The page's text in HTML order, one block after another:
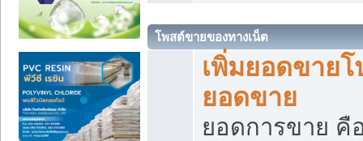
โพสต์ขายของทางเน็ต
เพิ่มยอดขาย
ยอดขาย
ยอดการขาย คื